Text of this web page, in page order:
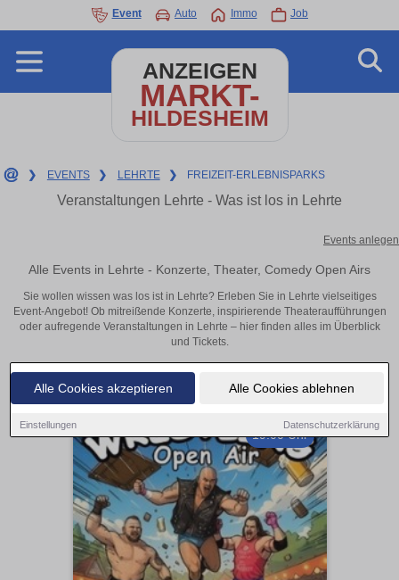
Alle Cookies akzeptieren Alle Cookies ablehnen
Einstellungen Datenschutzerklärung
Event Auto Immo Job
ANZEIGEN
MARKT-
HILDESHEIM
❯ EVENTS ❯ LEHRTE ❯ FREIZEIT-ERLEBNISPARKS
Veranstaltungen Lehrte - Was ist los in Lehrte
Events anlegen
Alle Events in Lehrte - Konzerte, Theater, Comedy Open Airs
Sie wollen wissen was los ist in Lehrte? Erleben Sie in Lehrte vielseitiges
Event-Angebot! Ob mitreißende Konzerte, inspirierende Theateraufführungen
oder aufregende Veranstaltungen in Lehrte – hier finden alles im Überblick
und Tickets.
19:00 Uhr